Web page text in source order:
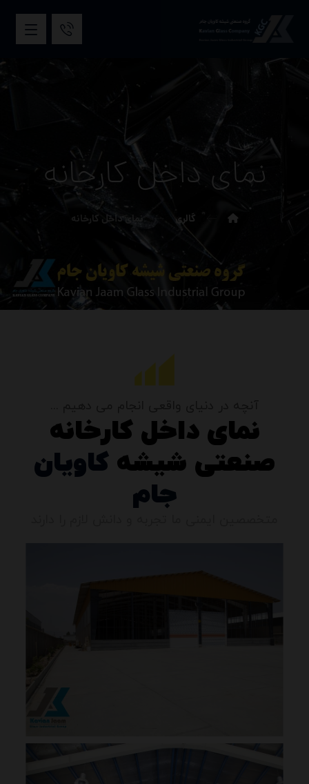
نمای داخل کارخانه
گالری نمای داخل کارخانه
نمای داخل کارخانه
صنعتی شیشه کاویان
جام